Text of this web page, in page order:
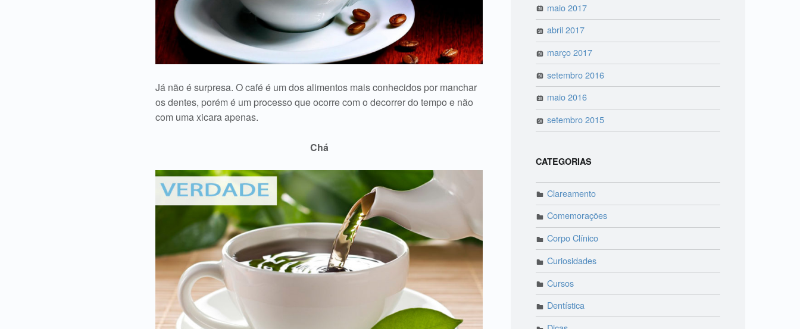
Já não é surpresa. O café é um dos alimentos mais conhecidos por manchar
os dentes, porém é um processo que ocorre com o decorrer do tempo e não
com uma xicara apenas.
Chá
maio 2017
abril 2017
março 2017
setembro 2016
maio 2016
setembro 2015
CATEGORIAS
Clareamento
Comemorações
Corpo Clínico
Curiosidades
Cursos
Dentística